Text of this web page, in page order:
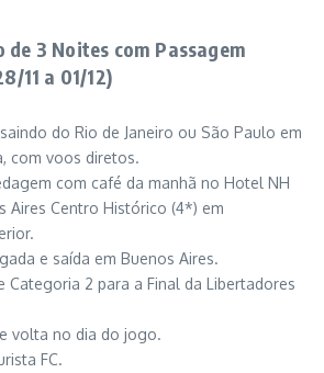
de 3 Noites com Passagem
11 a 01/12)
do Rio de Janeiro ou São Paulo em
com voos diretos.
com café da manhã no Hotel NH
Aires Centro Histórico (4*) em
e saída em Buenos Aires.
Categoria 2 para a Final da Libertadores
volta no dia do jogo.
FC.